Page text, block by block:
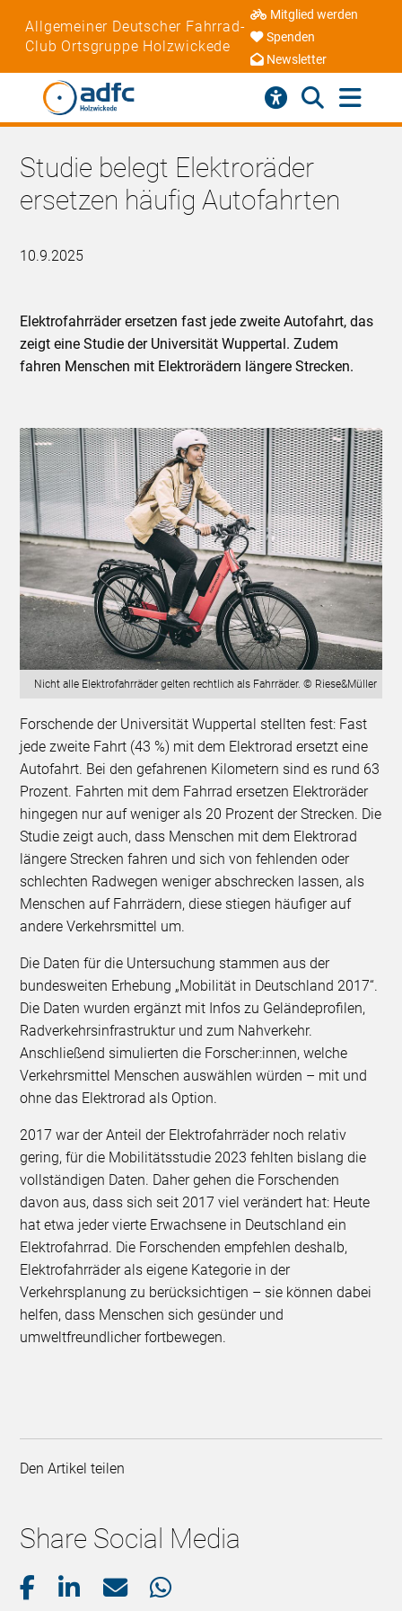
Allgemeiner Deutscher Fahrrad-
Club Ortsgruppe Holzwickede
Mitglied werden
Spenden
Newsletter
Studie belegt Elektroräder
ersetzen häufig Autofahrten
10.9.2025
Elektrofahrräder ersetzen fast jede zweite Autofahrt, das
zeigt eine Studie der Universität Wuppertal. Zudem
fahren Menschen mit Elektrorädern längere Strecken.
Nicht alle Elektrofahrräder gelten rechtlich als Fahrräder. © Riese&Müller
Forschende der Universität Wuppertal stellten fest: Fast
jede zweite Fahrt (43 %) mit dem Elektrorad ersetzt eine
Autofahrt. Bei den gefahrenen Kilometern sind es rund 63
Prozent. Fahrten mit dem Fahrrad ersetzen Elektroräder
hingegen nur auf weniger als 20 Prozent der Strecken. Die
Studie zeigt auch, dass Menschen mit dem Elektrorad
längere Strecken fahren und sich von fehlenden oder
schlechten Radwegen weniger abschrecken lassen, als
Menschen auf Fahrrädern, diese stiegen häufiger auf
andere Verkehrsmittel um.
Die Daten für die Untersuchung stammen aus der
bundesweiten Erhebung „Mobilität in Deutschland 2017“.
Die Daten wurden ergänzt mit Infos zu Geländeprofilen,
Radverkehrsinfrastruktur und zum Nahverkehr.
Anschließend simulierten die Forscher:innen, welche
Verkehrsmittel Menschen auswählen würden – mit und
ohne das Elektrorad als Option.
2017 war der Anteil der Elektrofahrräder noch relativ
gering, für die Mobilitätsstudie 2023 fehlten bislang die
vollständigen Daten. Daher gehen die Forschenden
davon aus, dass sich seit 2017 viel verändert hat: Heute
hat etwa jeder vierte Erwachsene in Deutschland ein
Elektrofahrrad. Die Forschenden empfehlen deshalb,
Elektrofahrräder als eigene Kategorie in der
Verkehrsplanung zu berücksichtigen – sie können dabei
helfen, dass Menschen sich gesünder und
umweltfreundlicher fortbewegen.
Den Artikel teilen
Share Social Media